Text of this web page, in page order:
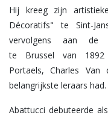
Hij kreeg zijn
Décoratifs" te Sint-
vervolgens aan de
te Brussel van
Portaels, Charles
belangrijkste leraars had.
Abattucci debuteerde